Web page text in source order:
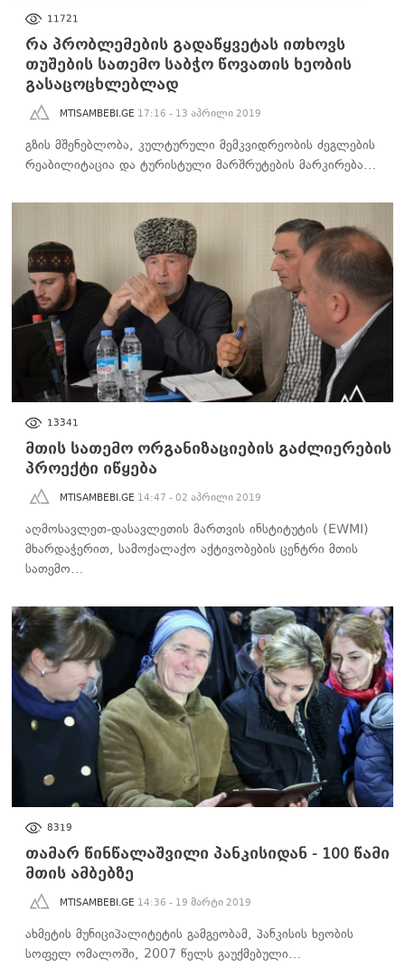
11721
რა პრობლემების გადაწყვეტას ითხოვს
თუშების სათემო საბჭო წოვათის ხეობის
გასაცოცხლებლად
MTISAMBEBI.GE 17:16 - 13 აპრილი 2019
გზის მშენებლობა, კულტურული მემკვიდრეობის ძეგლების
რეაბილიტაცია და ტურისტული მარშრუტების მარკირება…
13341
მთის სათემო ორგანიზაციების გაძლიერების
პროექტი იწყება
MTISAMBEBI.GE 14:47 - 02 აპრილი 2019
აღმოსავლეთ-დასავლეთის მართვის ინსტიტუტის (EWMI)
მხარდაჭერით, სამოქალაქო აქტივობების ცენტრი მთის
სათემო…
8319
თამარ წინწალაშვილი პანკისიდან - 100 წამი
მთის ამბებზე
MTISAMBEBI.GE 14:36 - 19 მარტი 2019
ახმეტის მუნიციპალიტეტის გამგეობამ, პანკისის ხეობის
სოფელ ომალოში, 2007 წელს გაუქმებული…